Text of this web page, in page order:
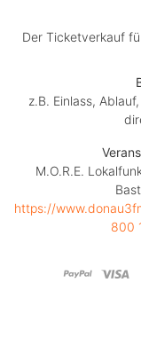
Der Ticketverkauf
z.B. Einlass,
M.O.R.E.
https://
800